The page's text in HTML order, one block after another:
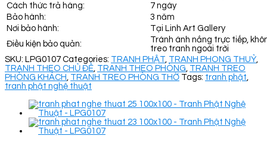
Cách thức trả hàng:
7 ngày
Bảo hành:
3 năm
Nơi bảo hành:
Tại Linh Art Gallery
Điều kiện bảo quản:
Tránh ánh nắng trực tiếp,
treo tranh ngoài trời
SKU: LPG0107 Categories: TRANH PHẬT, TRANH PHONG THUỶ,
TRANH THEO CHỦ ĐỀ, TRANH THEO PHÒNG, TRANH TREO
PHÒNG KHÁCH, TRANH TREO PHÒNG THỜ Tags: tranh phật,
tranh phật nghệ thuật